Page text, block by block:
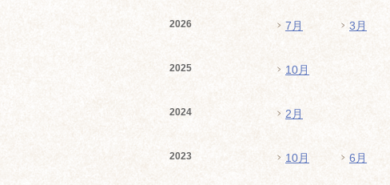
2026 7月 3月
2025 10月
2024 2月
2023 10月 6月